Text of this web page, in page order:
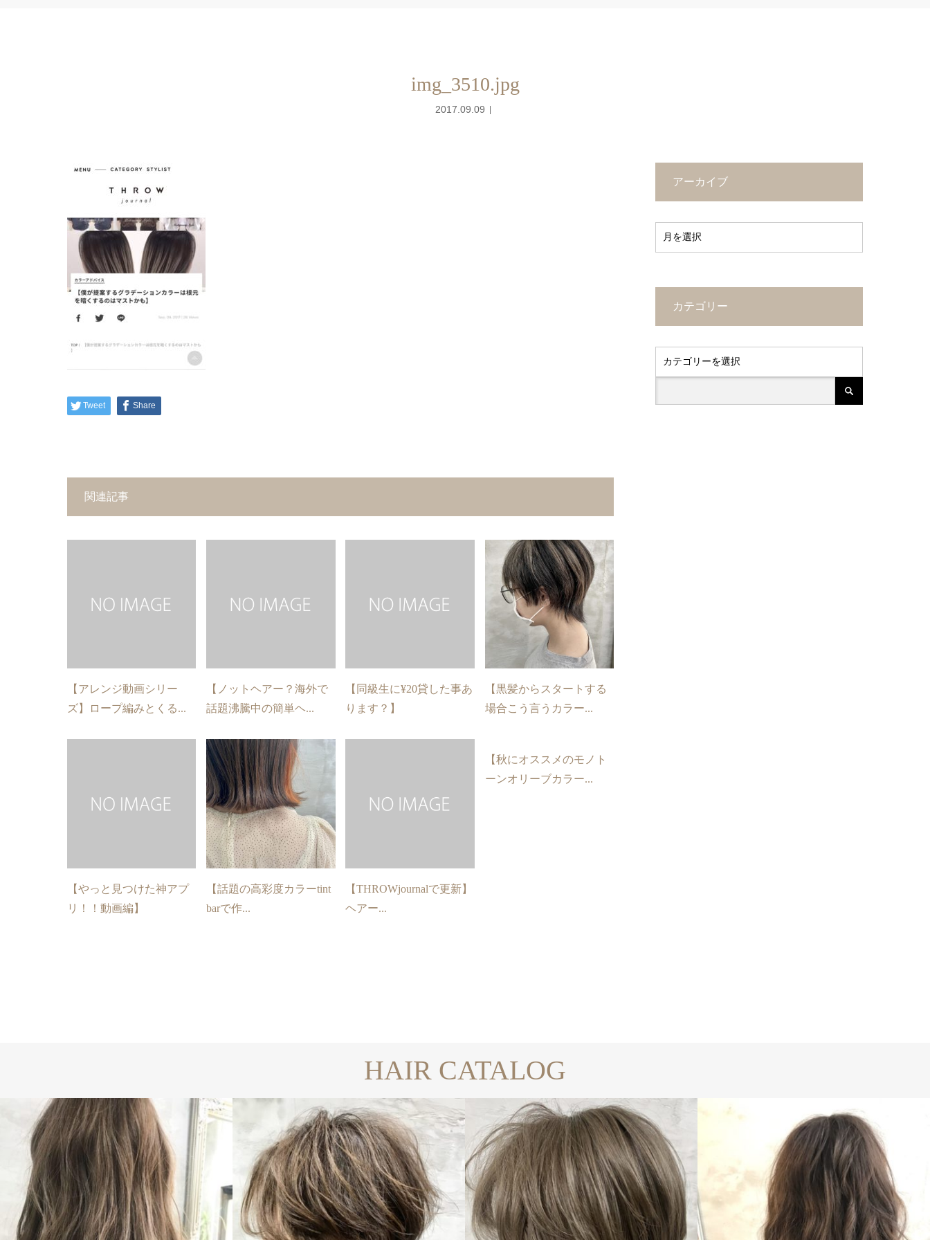
img_3510.jpg
2017.09.09
Tweet Share
関連記事
【アレンジ動画シリー
ズ】ロープ編みとくる...
【ノットヘアー？海外で
話題沸騰中の簡単ヘ...
【同級生に¥20貸した事あ
ります？】
【黒髪からスタートする
場合こう言うカラー...
【やっと見つけた神アプ
リ！！動画編】
【話題の高彩度カラーtint
barで作...
【THROWjournalで更新】
ヘアー...
【秋にオススメのモノト
ーンオリーブカラー...
アーカイブ
カテゴリー
HAIR CATALOG